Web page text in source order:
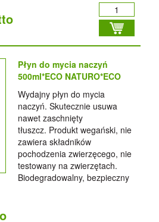
Płyn do mycia naczyń
500ml*ECO NATURO*ECO
Wydajny płyn do mycia
naczyń. Skutecznie usuwa
nawet zaschnięty
tłuszcz. Produkt wegański, nie
zawiera składników
pochodzenia zwierzęcego, nie
testowany na zwierzętach.
Biodegradowalny, bezpieczny